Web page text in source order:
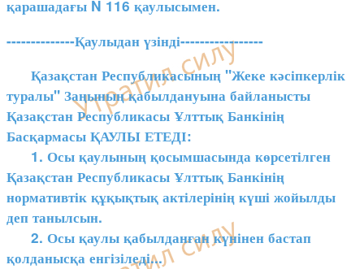
қарашадағы N 116 қаулысымен.
--------------Қаулыдан үзінді-----------------
Қазақстан Республикасының "Жеке кәсіпкерлік
туралы" Заңының қабылдануына байланысты
Қазақстан Республикасы Ұлттық Банкінің
Басқармасы ҚАУЛЫ ЕТЕДІ:
1. Осы қаулының қосымшасында көрсетілген
Қазақстан Республикасы Ұлттық Банкінің
нормативтік құқықтық актілерінің күші жойылды
деп танылсын.
2. Осы қаулы қабылданған күнінен бастап
қолданысқа енгізіледі...